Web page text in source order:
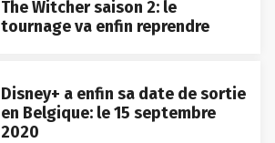
tournage va enfin reprendre
Disney+ a enfin sa date de sortie
en Belgique: le 15 septembre
2020